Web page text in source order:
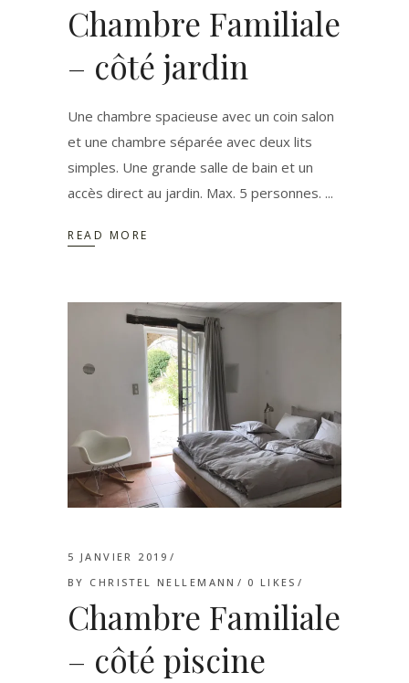
Chambre Familiale
– côté jardin
Une chambre spacieuse avec un coin salon
et une chambre séparée avec deux lits
simples. Une grande salle de bain et un
accès direct au jardin. Max. 5 personnes.
READ MORE
5 JANVIER 2019
BY CHRISTEL NELLEMANN 0 LIKES
Chambre Familiale
– côté piscine